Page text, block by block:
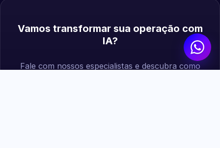
Vamos transformar sua operação com
IA?
Fale com nossos especialistas e descubra como